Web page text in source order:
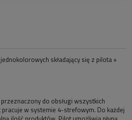
składający się z pilota +
do obsługi wszystkich
w systemie 4-strefowym. Do każdej